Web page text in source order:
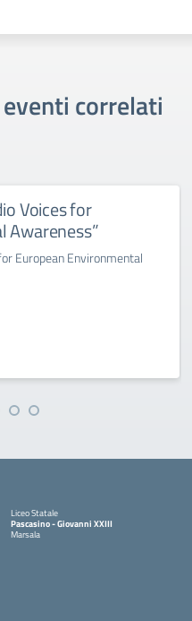
correlati
Voices for
Awareness”
European Environmental
Liceo Statale
Pascasino - Giovanni XXIII
Marsala